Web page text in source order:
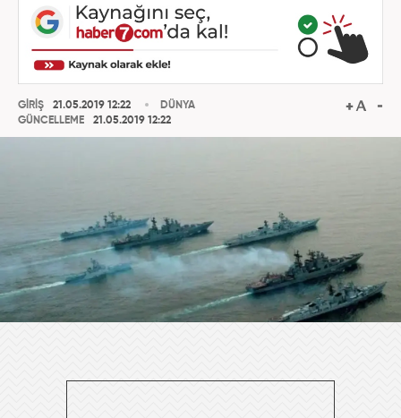
GİRİŞ
21.05.2019 12:22
GÜNCELLEME
21.05.2019 12:22
DÜNYA